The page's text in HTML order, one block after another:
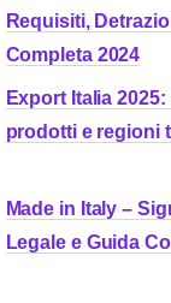
Requisiti,
Completa 2024
Export Italia
prodotti e regioni
Made in Italy –
Legale e Guida